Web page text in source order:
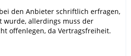
den Anbieter schriftlich erfragen,
wurde, allerdings muss der
offenlegen, da Vertragsfreiheit.